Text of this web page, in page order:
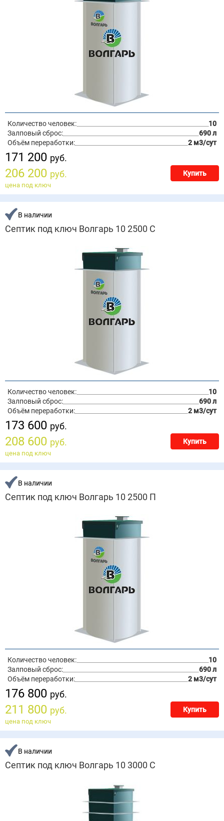
Количество человек:
10
Залповый сброс:
690 л
Объём переработки:
2 м3/сут
171 200 руб.
206 200 руб. Купить
цена под ключ
В наличии
Септик под ключ Волгарь 10 2500 С
Количество человек:
10
Залповый сброс:
690 л
Объём переработки:
2 м3/сут
173 600 руб.
208 600 руб. Купить
цена под ключ
В наличии
Септик под ключ Волгарь 10 2500 П
Количество человек:
10
Залповый сброс:
690 л
Объём переработки:
2 м3/сут
176 800 руб.
211 800 руб. Купить
цена под ключ
В наличии
Септик под ключ Волгарь 10 3000 С